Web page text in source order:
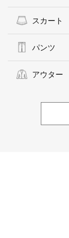
スカート
パンツ
アウター